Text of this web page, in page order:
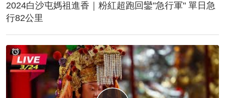
2024白沙屯媽祖進香｜粉紅超跑回鑾"急行軍" 單日急
行82公里